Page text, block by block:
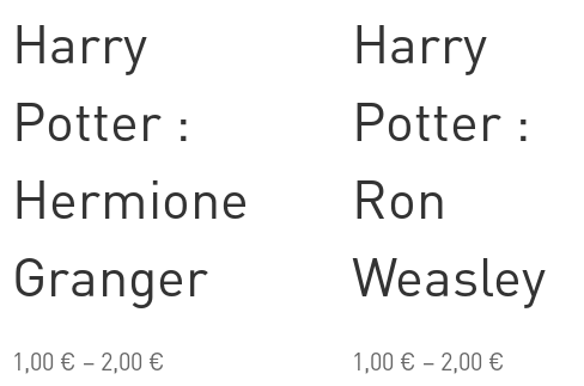
Harry
Potter :
Hermione
Granger
1,00 € – 2,00 €
Harry
Potter :
Ron
Weasley
1,00 € – 2,00 €